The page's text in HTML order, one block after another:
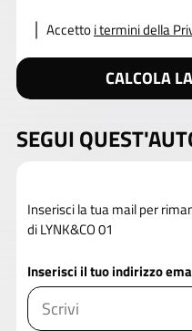
Accettoi termini della
CALCOLA
SEGUI
Inserisci la tua mail per
di LYNK&CO 01
Inserisci il tuo indirizzo